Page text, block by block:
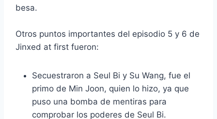
besa.
Otros puntos importantes del episodio 5 y 6 de
Jinxed at first fueron:
Secuestraron a Seul Bi y Su Wang, fue el
primo de Min Joon, quien lo hizo, ya que
puso una bomba de mentiras para
comprobar los poderes de Seul Bi.